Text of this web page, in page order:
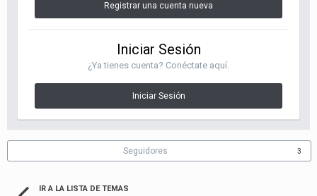
Registrar una cuenta nueva
Iniciar Sesión
¿Ya tienes cuenta? Conéctate aquí.
Iniciar Sesión
Seguidores 3
IR A LA LISTA DE TEMAS